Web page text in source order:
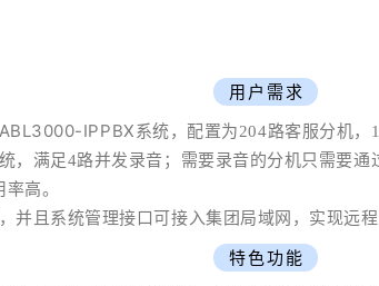
用户需求
ABL3000-IPPBX系统，配置为204路客服分机，
，满足4路并发录音；需要录音的分机只需要
高。
并且 系统管理接口可接入集团局域网，实现远程
特色功能